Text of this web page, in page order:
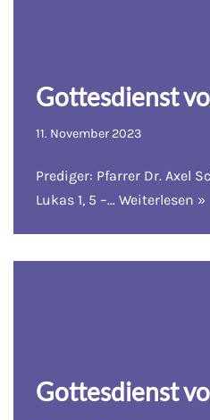
Gottesdienst
11. November 2023
Prediger: Pfarrer Dr. Axel
Lukas 1, 5 –… Weiterlesen »
Gottesdienst